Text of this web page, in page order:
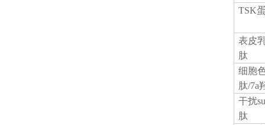
TSK
表皮
肽
细胞
肽/7a
干扰
肽